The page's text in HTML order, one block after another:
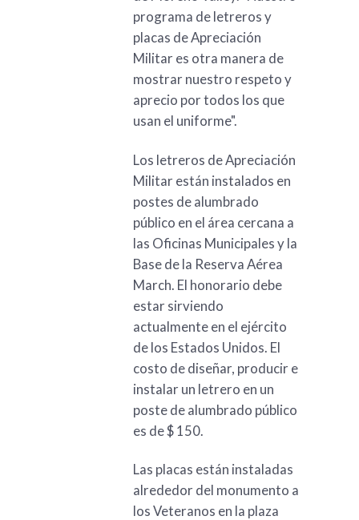
programa de letreros y
placas de Apreciación
Militar es otra manera de
mostrar nuestro respeto y
aprecio por todos los que
usan el uniforme".
Los letreros de Apreciación
Militar están instalados en
postes de alumbrado
público en el área cercana a
las Oficinas Municipales y la
Base de la Reserva Aérea
March. El honorario debe
estar sirviendo
actualmente en el ejército
de los Estados Unidos. El
costo de diseñar, producir e
instalar un letrero en un
poste de alumbrado público
es de $ 150.
Las placas están instaladas
alrededor del monumento a
los Veteranos en la plaza